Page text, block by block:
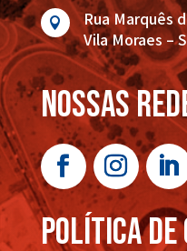

Rua Marquês
Vila Moraes –
nossas
POLÍTICA